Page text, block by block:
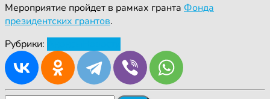
Мероприятие пройдет в рамках гранта Фонда
президентских грантов.
Рубрики: